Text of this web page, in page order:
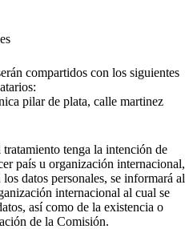
compartidos con los siguientes
pilar de plata, calle martinez
tenga la intención de
país u organización internacional,
datos personales, se informará al
internacional al cual se
así como de la existencia o
de la Comisión.